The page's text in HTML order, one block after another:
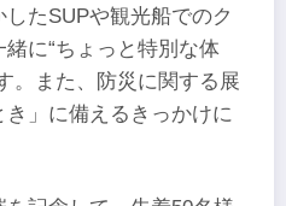
たSUPや観光船でのク
に“ちょっと特別な体
。また、防災に関する展
」に備えるきっかけに